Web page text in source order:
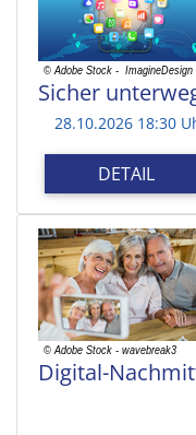
Sicher
28.10.2026 18:30
DETAIL
Digital-